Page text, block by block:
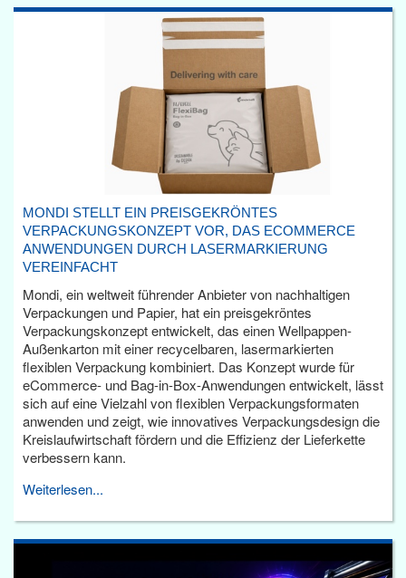
MONDI STELLT EIN PREISGEKRÖNTES
VERPACKUNGSKONZEPT VOR, DAS ECOMMERCE
ANWENDUNGEN DURCH LASERMARKIERUNG
VEREINFACHT
Mondi, ein weltweit führender Anbieter von nachhaltigen
Verpackungen und Papier, hat ein preisgekröntes
Verpackungskonzept entwickelt, das einen Wellpappen-
Außenkarton mit einer recycelbaren, lasermarkierten
flexiblen Verpackung kombiniert. Das Konzept wurde für
eCommerce- und Bag-in-Box-Anwendungen entwickelt, lässt
sich auf eine Vielzahl von flexiblen Verpackungsformaten
anwenden und zeigt, wie innovatives Verpackungsdesign die
Kreislaufwirtschaft fördern und die Effizienz der Lieferkette
verbessern kann.
Weiterlesen...